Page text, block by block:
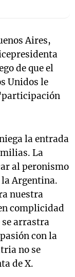
Aires,
de que el
Unidos le
la entrada
La
al peronismo
Argentina.
nuestra
complicidad
arrastra
con la
no se
de X.
Sole en
3